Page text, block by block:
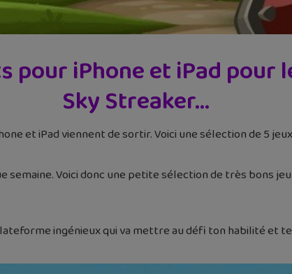
iPhone et iPad pour
Sky Streaker…
et iPad viennent de sortir. Voici une sélection de 5
Voici donc une petite sélection de très bons
ingénieux qui va mettre au défi ton habilité et